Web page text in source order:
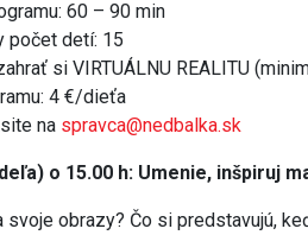
60 – 90 min
počet detí: 15
si VIRTUÁLNU REALITU
4 €/dieťa
na spravca@nedbalka.sk
o 15.00 h: Umenie, inšpiruj
svoje obrazy? Čo si predstavujú,